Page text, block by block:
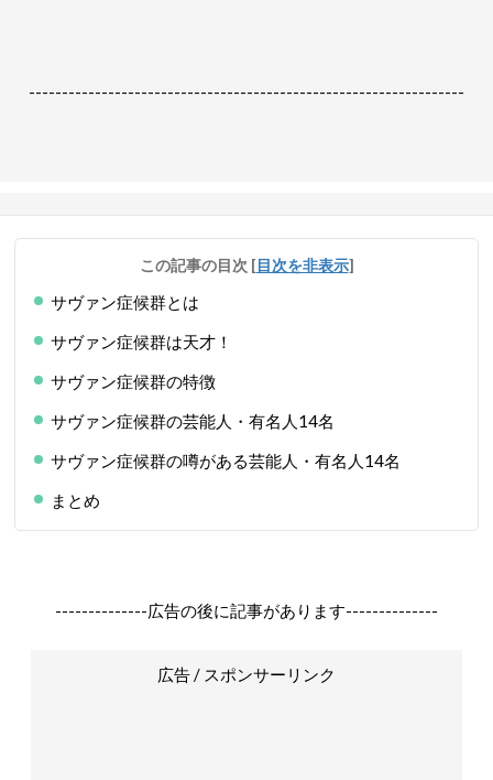
------------------------------------------------------------------
この記事の目次 [目次を非表示]
サヴァン症候群とは
サヴァン症候群は天才！
サヴァン症候群の特徴
サヴァン症候群の芸能人・有名人14名
サヴァン症候群の噂がある芸能人・有名人14名
まとめ
--------------広告の後に記事があります--------------
広告 / スポンサーリンク